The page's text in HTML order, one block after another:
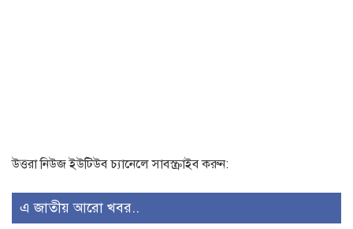
উত্তরা নিউজ ইউটিউব চ্যানেলে সাবস্ক্রাইব করুন:
এ জাতীয় আরো খবর..